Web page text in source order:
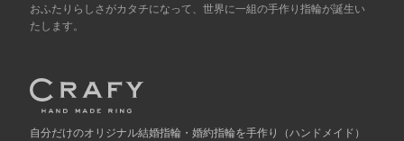
おふたりらしさがカタチになって、世界に一組の手作り指輪が誕生い
たします。
自分だけのオリジナル結婚指輪・婚約指輪を手作り （ハンドメイド）